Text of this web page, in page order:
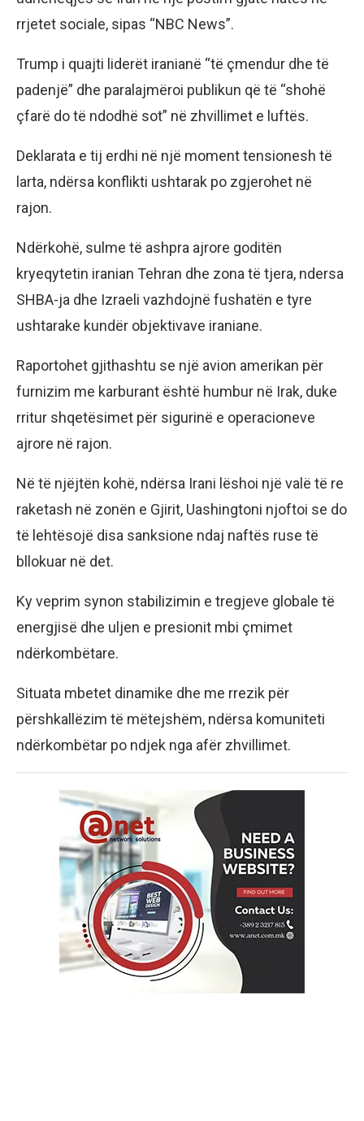
rrjetet sociale, sipas “NBC News”.
Trump i quajti liderët iranianë “të çmendur dhe të
padenjë” dhe paralajmëroi publikun që të “shohë
çfarë do të ndodhë sot” në zhvillimet e luftës.
Deklarata e tij erdhi në një moment tensionesh të
larta, ndërsa konflikti ushtarak po zgjerohet në
rajon.
Ndërkohë, sulme të ashpra ajrore goditën
kryeqytetin iranian Tehran dhe zona të tjera, ndersa
SHBA-ja dhe Izraeli vazhdojnë fushatën e tyre
ushtarake kundër objektivave iraniane.
Raportohet gjithashtu se një avion amerikan për
furnizim me karburant është humbur në Irak, duke
rritur shqetësimet për sigurinë e operacioneve
ajrore në rajon.
Në të njëjtën kohë, ndërsa Irani lëshoi një valë të re
raketash në zonën e Gjirit, Uashingtoni njoftoi se do
të lehtësojë disa sanksione ndaj naftës ruse të
bllokuar në det.
Ky veprim synon stabilizimin e tregjeve globale të
energjisë dhe uljen e presionit mbi çmimet
ndërkombëtare.
Situata mbetet dinamike dhe me rrezik për
përshkallëzim të mëtejshëm, ndërsa komuniteti
ndërkombëtar po ndjek nga afër zhvillimet.